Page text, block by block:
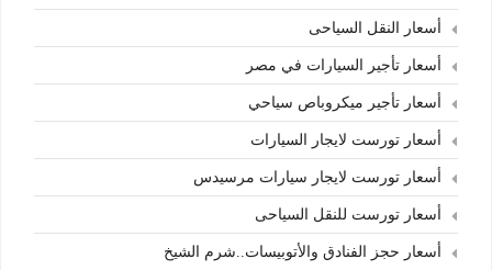
أسعار النقل السياحى
أسعار تأجير السيارات في مصر
أسعار تأجير ميكروباص سياحي
أسعار تورست لايجار السيارات
أسعار تورست لايجار سيارات مرسيدس
أسعار تورست للنقل السياحى
أسعار حجز الفنادق والأتوبيسات..شرم الشيخ